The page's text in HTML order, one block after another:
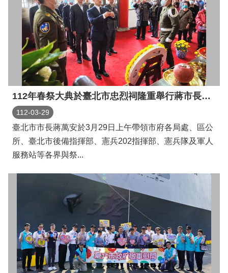
112年春祭大典於臺北市忠烈祠隆重舉行蔣市長蒞臨主祭
112-03-29
臺北市市長蔣萬安於3月29日上午帶領市府各局處、區公
所、臺北市後備指揮部、憲兵202指揮部、憲兵隊及軍人
服務站等各界與祭...